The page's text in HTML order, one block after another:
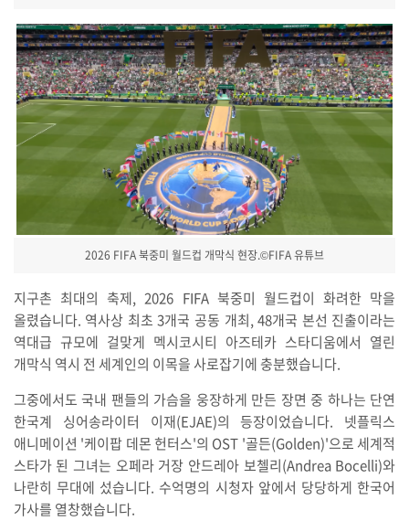
2026 FIFA 북중미 월드컵 개막식 현장.©FIFA 유튜브
지구촌 최대의 축제, 2026 FIFA 북중미 월드컵이 화려한 막을
올렸습니다. 역사상 최초 3개국 공동 개최, 48개국 본선 진출이라는
역대급 규모에 걸맞게 멕시코시티 아즈테카 스타디움에서 열린
개막식 역시 전 세계인의 이목을 사로잡기에 충분했습니다.
그중에서도 국내 팬들의 가슴을 웅장하게 만든 장면 중 하나는 단연
한국계 싱어송라이터 이재(EJAE)의 등장이었습니다. 넷플릭스
애니메이션 '케이팝 데몬 헌터스'의 OST '골든(Golden)'으로 세계적
스타가 된 그녀는 오페라 거장 안드레아 보첼리(Andrea Bocelli)와
나란히 무대에 섰습니다. 수억명의 시청자 앞에서 당당하게 한국어
가사를 열창했습니다.